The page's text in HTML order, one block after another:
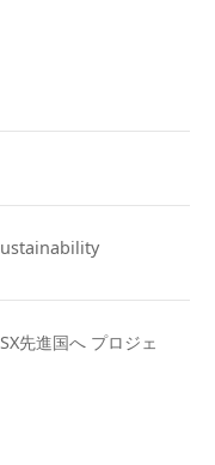
先進国へ プロジェ